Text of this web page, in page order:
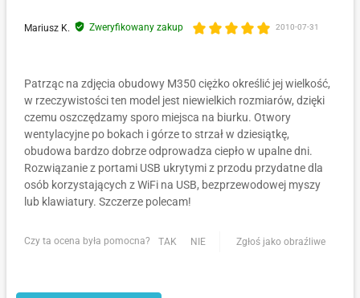
Mariusz K. Zweryfikowany zakup 2010-07-31
Patrząc na zdjęcia obudowy M350 ciężko określić jej wielkość,
w rzeczywistości ten model jest niewielkich rozmiarów, dzięki
czemu oszczędzamy sporo miejsca na biurku. Otwory
wentylacyjne po bokach i górze to strzał w dziesiątkę,
obudowa bardzo dobrze odprowadza ciepło w upalne dni.
Rozwiązanie z portami USB ukrytymi z przodu przydatne dla
osób korzystających z WiFi na USB, bezprzewodowej myszy
lub klawiatury. Szczerze polecam!
Czy ta ocena była pomocna? TAK NIE Zgłoś jako obraźliwe